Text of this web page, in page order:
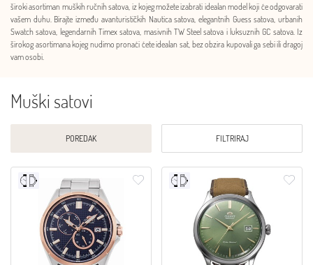
široki asortiman muških ručnih satova, iz kojeg možete izabrati idealan model koji će odgovarati
vašem duhu. Birajte između avanturističkih Nautica satova, elegantnih Guess satova, urbanih
Swatch satova, legendarnih Timex satova, masivnih TW Steel satova i luksuznih GC satova. Iz
širokog asortimana kojeg nudimo pronaći ćete idealan sat, bez obzira kupovali ga sebi ili dragoj
vam osobi.
Muški satovi
POREDAK FILTRIRAJ